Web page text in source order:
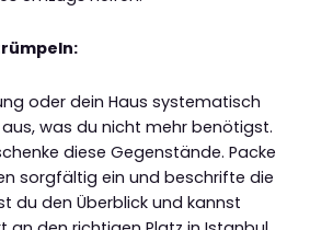
oder dein Haus systematisch
was du nicht mehr benötigst.
diese Gegenstände. Packe
sorgfältig ein und beschrifte die
du den Überblick und kannst